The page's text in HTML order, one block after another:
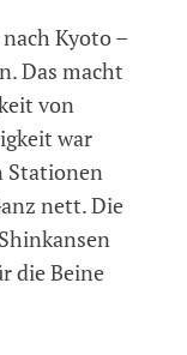
Kyoto –
Das macht
von
war
Stationen
nett. Die
die Beine